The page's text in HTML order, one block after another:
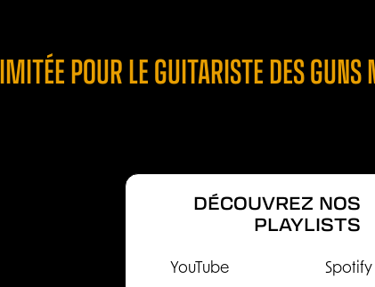
POUR LE GUITARISTE DES GUNS
DÉCOUVREZ NOS
PLAYLISTS
YouTube Spotify